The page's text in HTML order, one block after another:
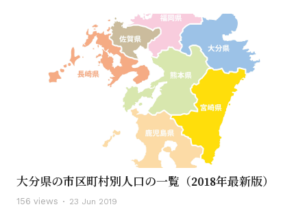
大分県の市区町村別人口の一覧（2018年最新版）
156 views 23 Jun 2019